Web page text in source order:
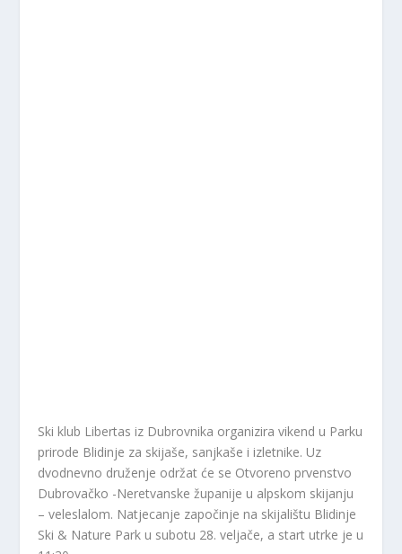
Ski klub Libertas iz Dubrovnika organizira vikend u Parku
prirode Blidinje za skijaše, sanjkaše i izletnike. Uz
dvodnevno druženje održat će se Otvoreno prvenstvo
Dubrovačko -Neretvanske županije u alpskom skijanju
– veleslalom. Natjecanje započinje na skijalištu Blidinje
Ski & Nature Park u subotu 28. veljače, a start utrke je u